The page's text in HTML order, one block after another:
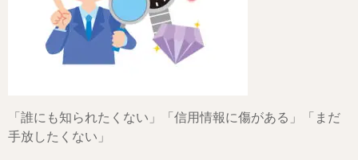
「誰にも知られたくない」「信用情報に傷がある」「まだ
手放したくない」